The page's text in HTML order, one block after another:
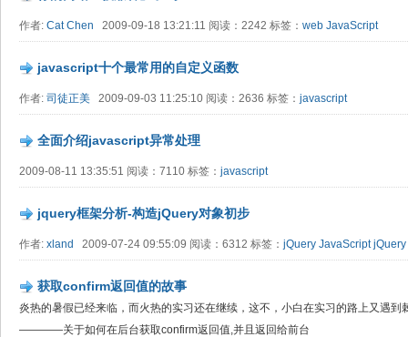
作者: Cat Chen 2009-09-18 13:21:11 阅读：2242 标签： web JavaScript
javascript十个最常用的自定义函数
作者: 司徒正美 2009-09-03 11:25:10 阅读：2636 标签： javascript
全面介绍javascript异常处理
2009-08-11 13:35:51 阅读：7110 标签： javascript
jquery框架分析-构造jQuery对象初步
作者: xland 2009-07-24 09:55:09 阅读：6312 标签： jQuery JavaScript
获取confirm返回值的故事
炎热的暑假已经来临，而火热的实习还在继续，这不，小白在实习的路上又遇到
————关于如何在后台获取confirm返回值,并且返回给前台